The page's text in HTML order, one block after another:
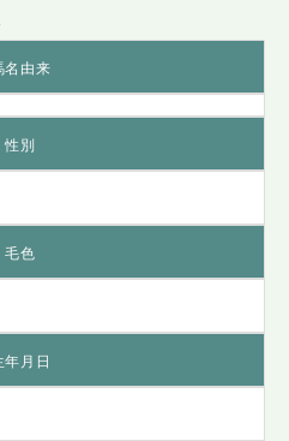
名由来
性別
毛色
年月日